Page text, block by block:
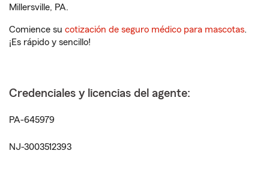
Millersville, PA.
Comience su cotización de seguro médico para mascotas.
¡Es rápido y sencillo!
Credenciales y licencias del agente:
PA-645979
NJ-3003512393